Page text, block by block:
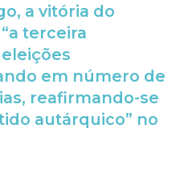
a vitória do
terceira
em número de
reafirmando-se
autárquico” no